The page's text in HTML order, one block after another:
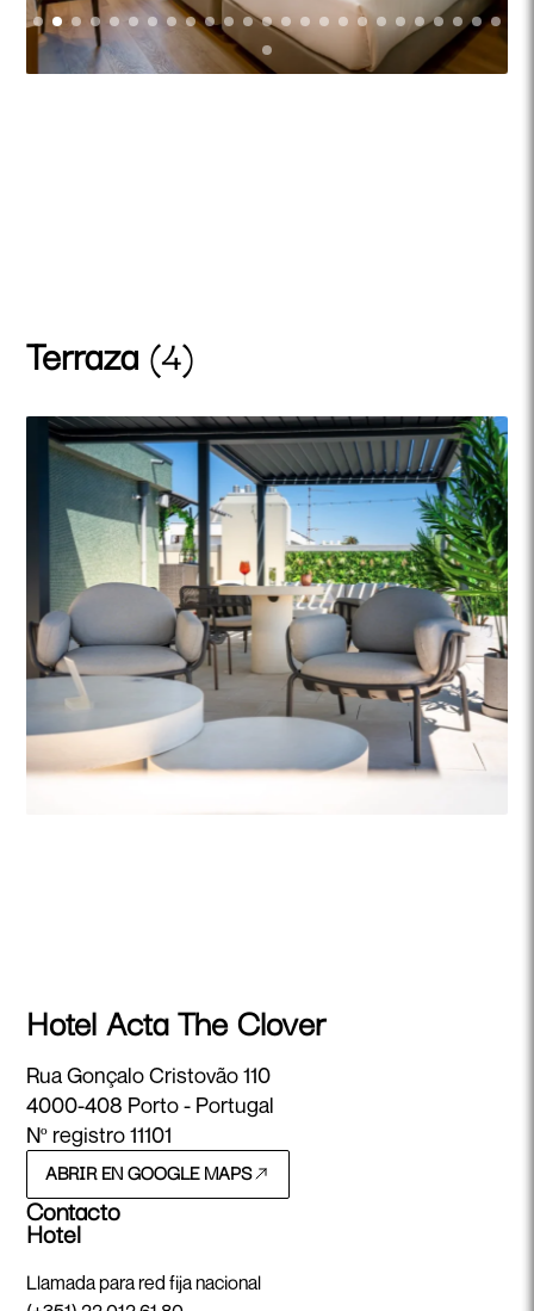
Terraza (4)
Hotel Acta The Clover
Rua Gonçalo Cristovão 110
4000-408 Porto - Portugal
Nº registro 11101
ABRIR EN GOOGLE MAPS
Contacto
Hotel
Llamada para red fija nacional